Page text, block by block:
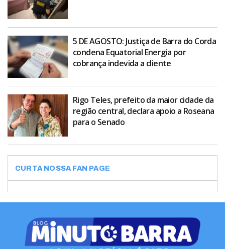
5 DE AGOSTO: Justiça de Barra do Corda
condena Equatorial Energia por
cobrança indevida a cliente
Rigo Teles, prefeito da maior cidade da
região central, declara apoio a Roseana
para o Senado
CURTA NOSSA FAN PAGE